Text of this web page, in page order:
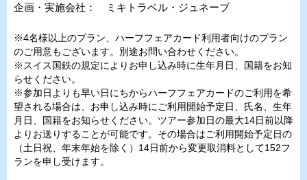
企画・実施会社： ミキトラベル・ジュネーブ
※4名様以上のプラン、ハーフフェアカード利用者向けのプラン
のご用意もございます。別途お問い合わせください。
※スイス国鉄の規定によりお申し込み時に生年月日、国籍をお知
らせください。
※参加日よりも早い日にちからハーフフェアカードのご利用を希
望される場合は、お申し込み時にご利用開始予定日、氏名、生年
月日、国籍をお知らせください。ツアー参加日の最大14日前以降
よりお送りすることが可能です。その場合はご利用開始予定日の
（土日祝、年末年始を除く）14日前から変更取消料として152フ
ランを申し受けます。